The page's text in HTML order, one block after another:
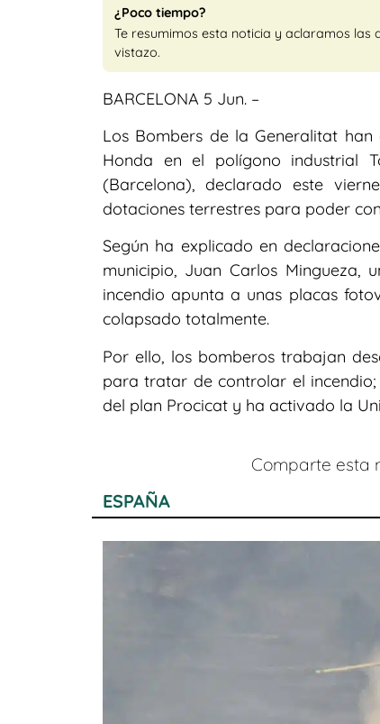
¿Poco tiempo?
Te resumimos esta noticia y aclaramos las
vistazo.
BARCELONA 5 Jun. –
Los Bombers de la Generalitat
Honda en el polígono industrial
(Barcelona), declarado este
dotaciones terrestres para poder
Según ha explicado en
municipio, Juan Carlos Mingueza,
incendio apunta a unas placas
colapsado totalmente.
Por ello, los bomberos trabajan
para tratar de controlar el
del plan Procicat y ha activado la
Comparte esta
ESPAÑA